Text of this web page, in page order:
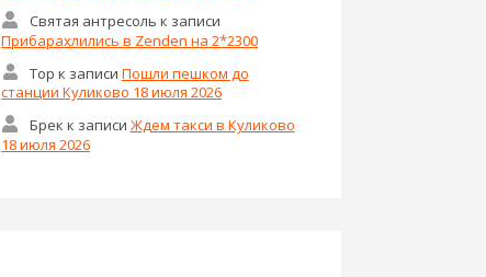
Святая антресоль к записи
Прибарахлились в Zenden на 2*2300
Тор к записи Пошли пешком до
станции Куликово 18 июля 2026
Брек к записи Ждем такси в Куликово
18 июля 2026